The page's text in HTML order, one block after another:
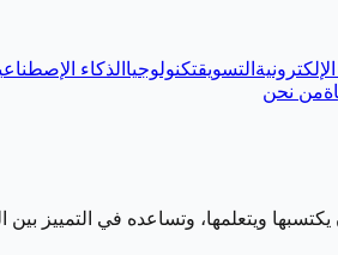
التسويقتكنولوجيا الذكاء
من نحن
ويتعلمها، وتساعده في التمييز بين